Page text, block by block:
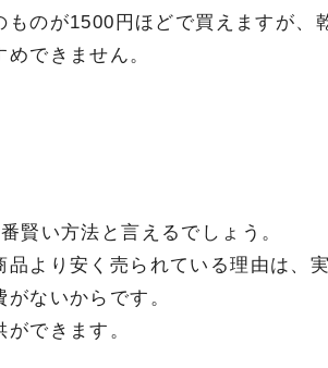
のが1500円ほどで買えますが、
できません。
賢い方法と言えるでしょう。
より安く売られている理由は、
ないからです。
できます。